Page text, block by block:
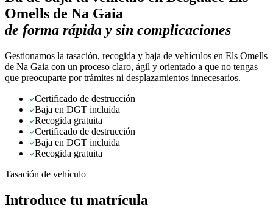
Omells de Na Gaia
de forma rápida y sin complicaciones
Gestionamos la tasación, recogida y baja de vehículos en Els Omells
de Na Gaia con un proceso claro, ágil y orientado a que no tengas
que preocuparte por trámites ni desplazamientos innecesarios.
Certificado de destrucción
Baja en DGT incluida
Recogida gratuita
Certificado de destrucción
Baja en DGT incluida
Recogida gratuita
Tasación de vehículo
Introduce tu matrícula